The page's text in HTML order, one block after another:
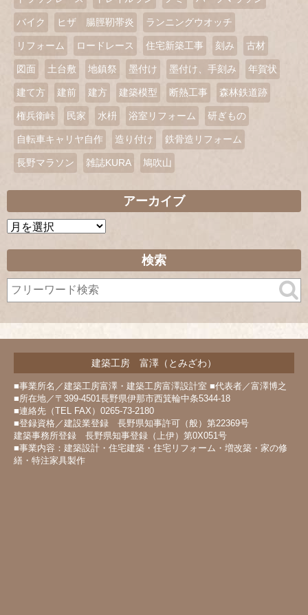
バイク ヒザ 腸脛靭帯炎 ランニングウオッチ
リフォーム ロードレース 住宅新築工事 刻み 古材
図面 土台敷 地鎮祭 墨付け 墨付け、手刻み 年賀状
建て方 建前 建方 建築模型 断熱工事 森林鉄道跡
権兵衛峠 民家 水枡 浴室リフォーム 研ぎもの
自転車キャリヤ自作 造り付け 鉄骨造リフォーム
長野マラソン 雑誌KURA 鳩吹山
アーカイブ
ア
イ
ブ
検索
建築工房 富澤（とみざわ）
■事業所名／建築工房富澤・建築工房富澤設計室 ■代表者／富澤博之
■所在地／〒399-4501長野県伊那市西箕輪中条5344-18
■連絡先（TEL FAX）0265-73-2180
■登録資格／建設業登録 長野県知事許可（般）第22369号
建築事務所登録 長野県知事登録（上伊）第0X051号
■事業内容：建築設計・住宅建築・住宅リフォーム・増改築・家の修
繕・特注家具製作